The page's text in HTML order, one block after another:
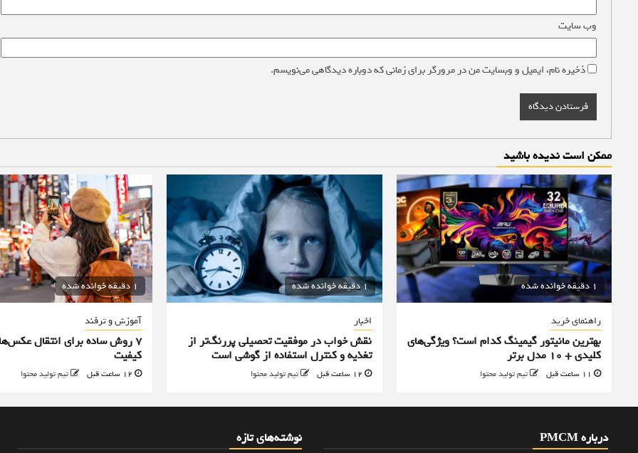
وب‌ سایت
ذخیره نام، ایمیل و وبسایت من در مرورگر برای زمانی که دوباره دیدگاهی می‌نویسم.
ممکن است ندیده باشید
1 دقیقه خوانده شده
راهنمای خرید
بهترین مانیتور گیمینگ کدام است؟ ویژگی‌های
کلیدی + 10 مدل برتر
تیم تولید محتوا
1 دقیقه خوانده شده
اخبار
نقش خواب در موفقیت تحصیلی پررنگ‌تر از
تغذیه و کنترل استفاده از گوشی است
تیم تولید محتوا
1 دقیقه خوانده شده
آموزش و ترفند
۷ روش ساده برای انتقال
کیفیت
تیم تولید محتوا
درباره PMCM نوشته‌های تازه